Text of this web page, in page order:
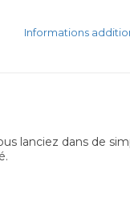
Informations
lanciez dans de